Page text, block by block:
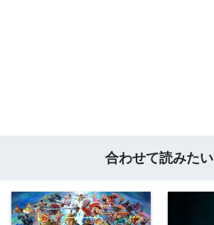
合わせて読みたい